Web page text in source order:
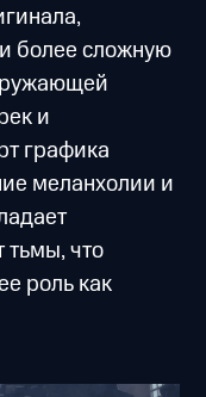
более сложную
и
графика
меланхолии и
тьмы, что
роль как